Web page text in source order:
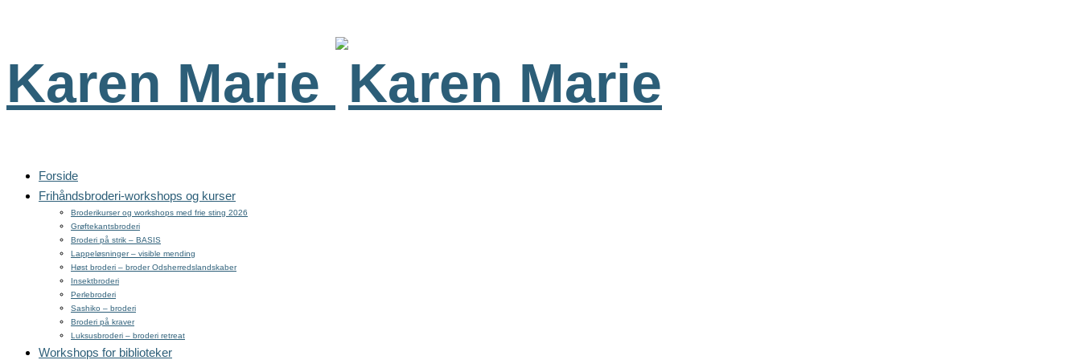
Karen Marie
Forside
Frihåndsbroderi-workshops og kurser
Broderikurser og workshops med frie sting 2026
Grøftekantsbroderi
Broderi på strik – BASIS
Lappeløsninger – visible mending
Høst broderi – broder Odsherredslandskaber
Insektbroderi
Perlebroderi
Sashiko – broderi
Broderi på kraver
Luksusbroderi – broderi retreat
Workshops for biblioteker